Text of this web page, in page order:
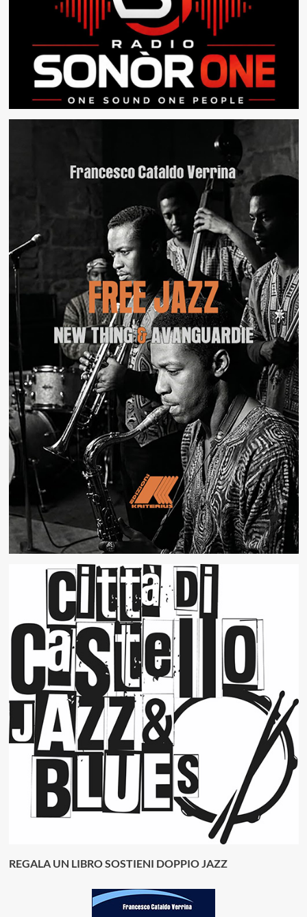
REGALA UN LIBRO SOSTIENI DOPPIO JAZZ